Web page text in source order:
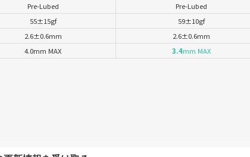
Pre-Lubed
Pre-Lubed
55±15gf
59±10gf
2.6±0.6mm
2.6±0.6mm
4.0mm MAX 3.4mm MAX